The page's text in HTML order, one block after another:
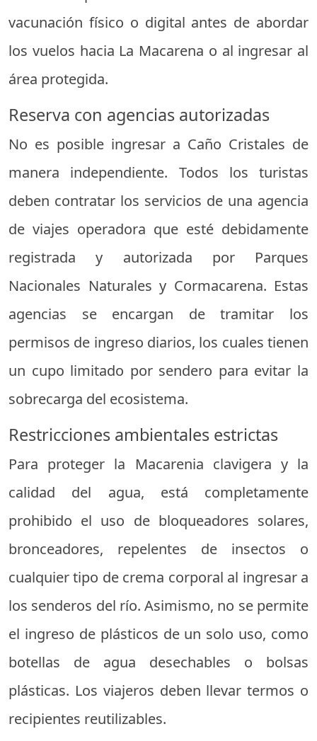
vacunación físico o digital antes de abordar
los vuelos hacia La Macarena o al ingresar al
área protegida.
Reserva con agencias autorizadas
No es posible ingresar a Caño Cristales de
manera independiente. Todos los turistas
deben contratar los servicios de una agencia
de viajes operadora que esté debidamente
registrada y autorizada por Parques
Nacionales Naturales y Cormacarena. Estas
agencias se encargan de tramitar los
permisos de ingreso diarios, los cuales tienen
un cupo limitado por sendero para evitar la
sobrecarga del ecosistema.
Restricciones ambientales estrictas
Para proteger la Macarenia clavigera y la
calidad del agua, está completamente
prohibido el uso de bloqueadores solares,
bronceadores, repelentes de insectos o
cualquier tipo de crema corporal al ingresar a
los senderos del río. Asimismo, no se permite
el ingreso de plásticos de un solo uso, como
botellas de agua desechables o bolsas
plásticas. Los viajeros deben llevar termos o
recipientes reutilizables.